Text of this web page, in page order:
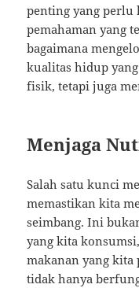
penting yang perlu
pemahaman yang
bagaimana
kualitas hidup
fisik, tetapi juga
Menjaga
Salah satu kunci
memastikan kita
seimbang. Ini
yang kita
makanan yang
tidak hanya